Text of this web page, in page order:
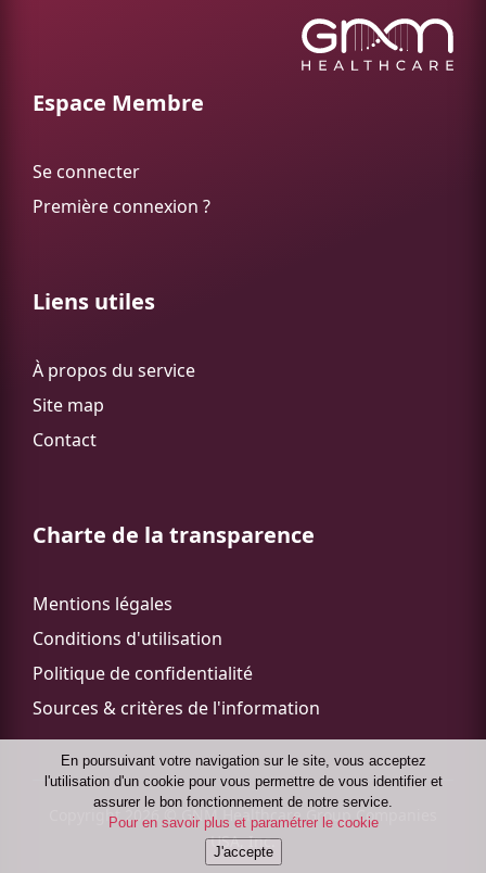
Espace Membre
Se connecter
Première connexion ?
Liens utiles
À propos du service
Site map
Contact
Charte de la transparence
Mentions légales
Conditions d'utilisation
Politique de confidentialité
Sources & critères de l'information
Copyright 2026 © GNM Healthcare Group Companies
USA, Inc.
En poursuivant votre navigation sur le site, vous acceptez
lʹutilisation dʹun cookie pour vous permettre de vous identifier et
assurer le bon fonctionnement de notre service.
Pour en savoir plus et paramétrer le cookie